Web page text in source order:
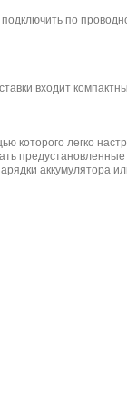
по
входит
легко
аккумулятора